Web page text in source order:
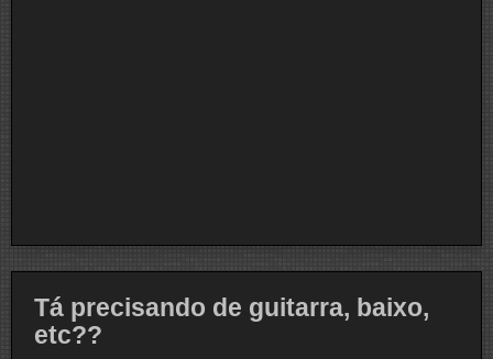
Tá precisando de guitarra, baixo,
etc??